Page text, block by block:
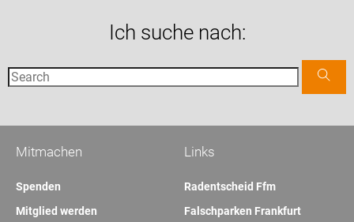
Ich suche nach:
Links
Radentscheid Ffm
Falschparken Frankfurt
Mitmachen
Spenden
Mitglied werden